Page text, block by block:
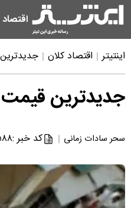
اقتصاد
اینتیتر اقتصاد کلان جدیدترین قیمت
جدیدترین قیمت افغانی در بازار
سحر سادات زمانی کد خبر :